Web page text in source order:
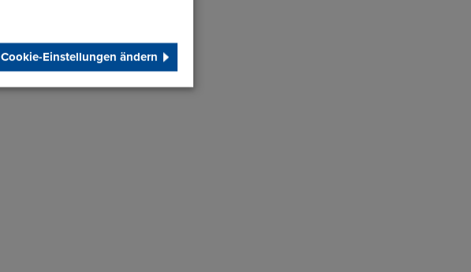
Cookie-Einstellungen ändern